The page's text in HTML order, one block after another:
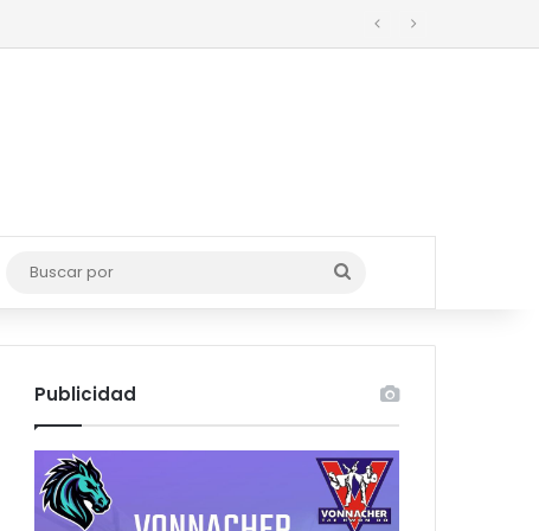
Buscar
por
Publicidad